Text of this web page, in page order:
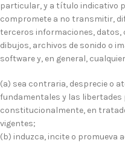
particular, y a título indicativo
compromete a no transmitir,
terceros informaciones, datos,
dibujos, archivos de sonido o
software y, en general,
(a) sea contraria, desprecie o
fundamentales y las
constitucionalmente, en
vigentes;
(b) induzca, incite o promueva